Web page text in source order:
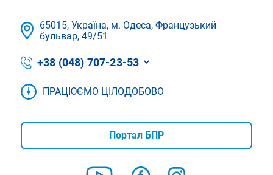
65015, Україна, м. Одеса, Французький
бульвар, 49/51
+38 (048) 707-23-53
ПРАЦЮЄМО ЦІЛОДОБОВО
Портал БПР